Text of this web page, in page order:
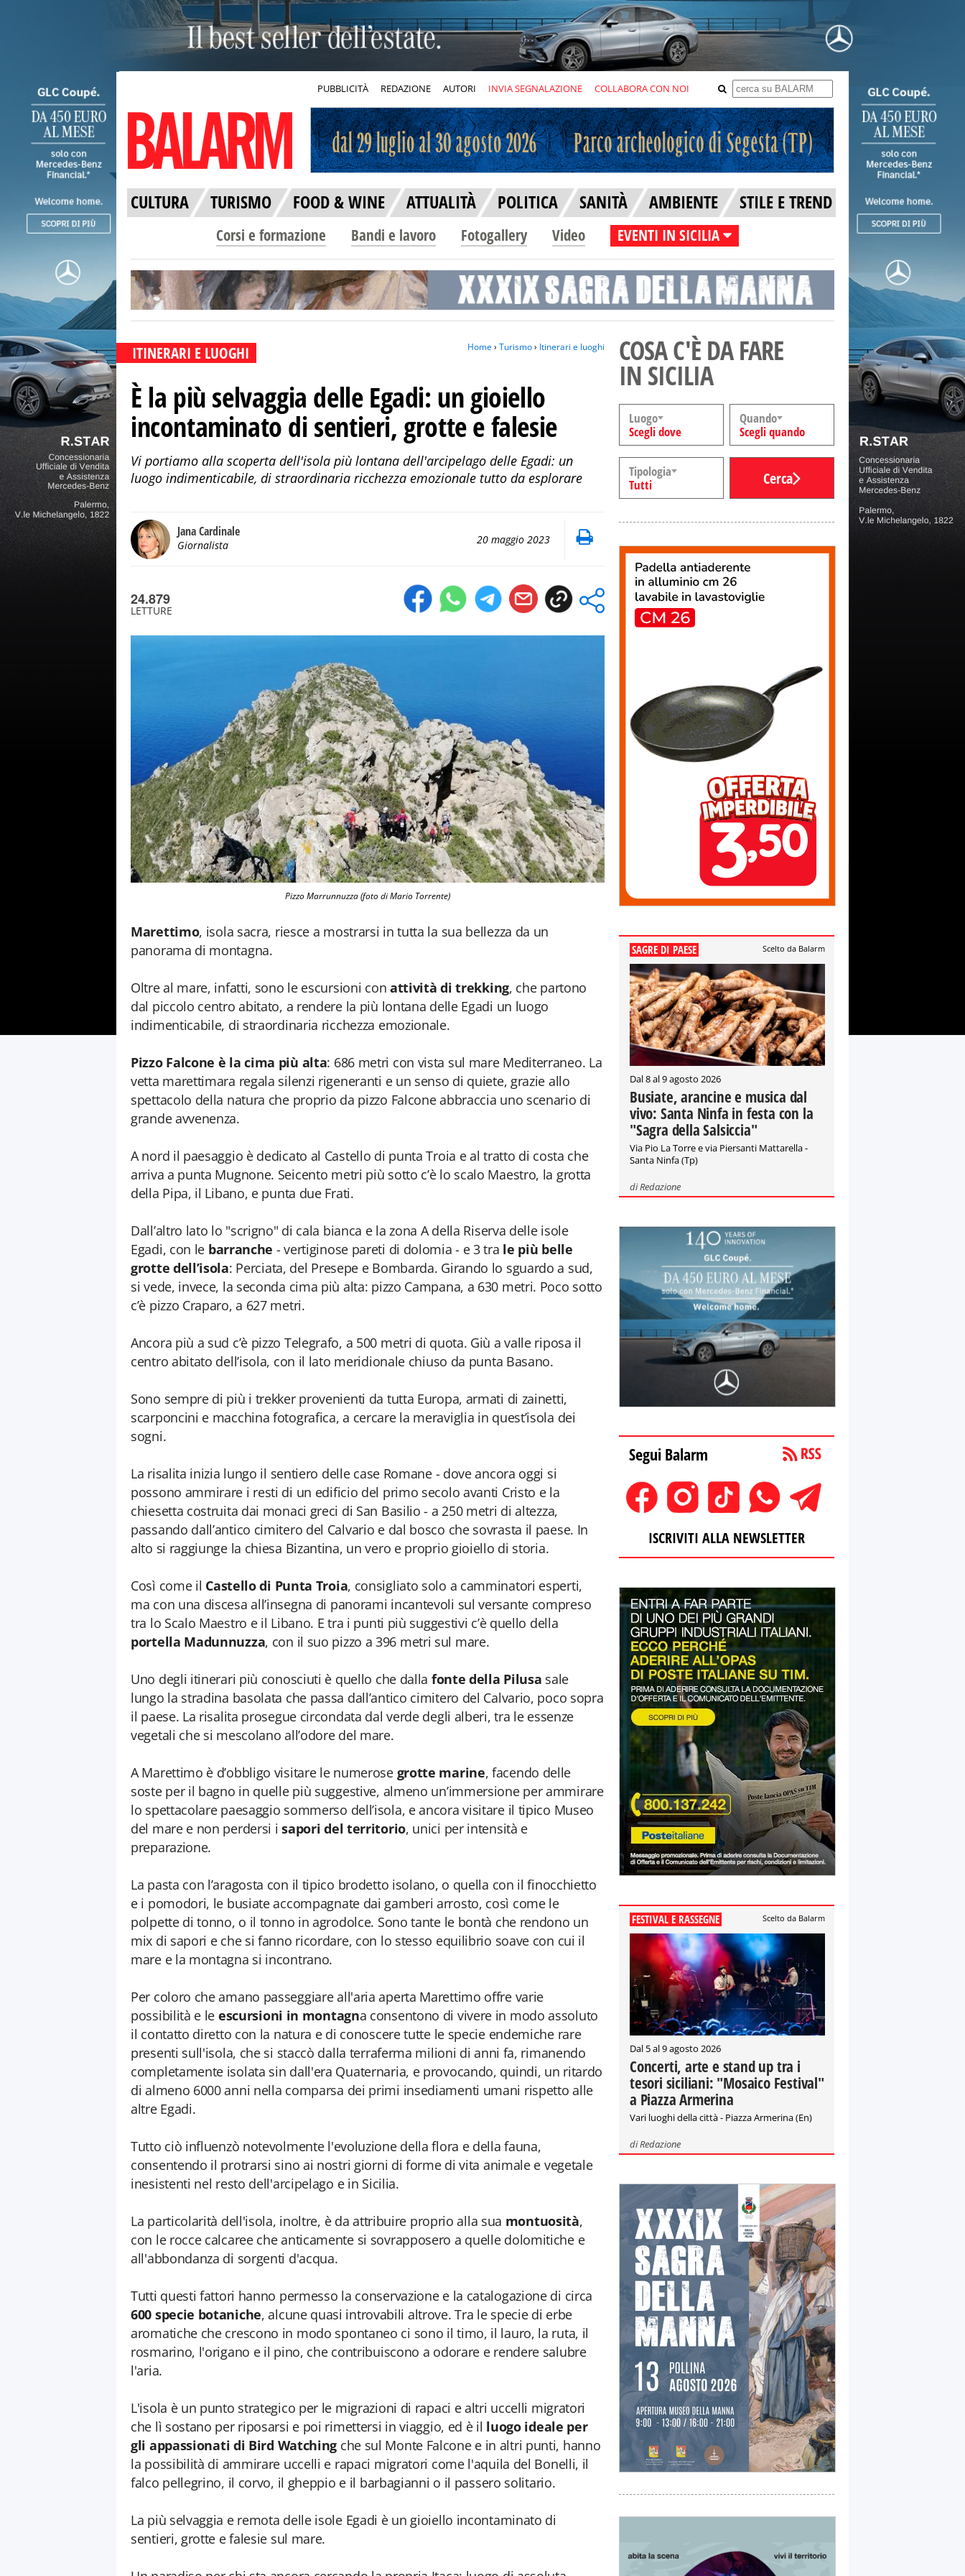
PUBBLICITÀ REDAZIONE AUTORI INVIA SEGNALAZIONE COLLABORA CON NOI
CULTURA TURISMO FOOD & WINE ATTUALITÀ POLITICA SANITÀ AMBIENTE STILE E TREND
Corsi e formazione Bandi e lavoro Fotogallery Video EVENTI IN SICILIA
ITINERARI E LUOGHI Home› Turismo› Itinerari e luoghi
È la più selvaggia delle Egadi: un gioiello
incontaminato di sentieri, grotte e falesie
Vi portiamo alla scoperta dell'isola più lontana dell'arcipelago delle Egadi: un
luogo indimenticabile, di straordinaria ricchezza emozionale tutto da esplorare
Jana Cardinale
Giornalista 20 maggio 2023
24.879
LETTURE
Pizzo Marrunnuzza (foto di Mario Torrente)
Marettimo, isola sacra, riesce a mostrarsi in tutta la sua bellezza da un
panorama di montagna.
Oltre al mare, infatti, sono le escursioni con attività di trekking, che partono
dal piccolo centro abitato, a rendere la più lontana delle Egadi un luogo
indimenticabile, di straordinaria ricchezza emozionale.
Pizzo Falcone è la cima più alta: 686 metri con vista sul mare Mediterraneo. La
vetta marettimara regala silenzi rigeneranti e un senso di quiete, grazie allo
spettacolo della natura che proprio da pizzo Falcone abbraccia uno scenario di
grande avvenenza.
A nord il paesaggio è dedicato al Castello di punta Troia e al tratto di costa che
arriva a punta Mugnone. Seicento metri più sotto c’è lo scalo Maestro, la grotta
della Pipa, il Libano, e punta due Frati.
Dall’altro lato lo "scrigno" di cala bianca e la zona A della Riserva delle isole
Egadi, con le barranche - vertiginose pareti di dolomia - e 3 tra le più belle
grotte dell’isola: Perciata, del Presepe e Bombarda. Girando lo sguardo a sud,
si vede, invece, la seconda cima più alta: pizzo Campana, a 630 metri. Poco sotto
c’è pizzo Craparo, a 627 metri.
Ancora più a sud c’è pizzo Telegrafo, a 500 metri di quota. Giù a valle riposa il
centro abitato dell’isola, con il lato meridionale chiuso da punta Basano.
Sono sempre di più i trekker provenienti da tutta Europa, armati di zainetti,
scarponcini e macchina fotografica, a cercare la meraviglia in quest’isola dei
sogni.
La risalita inizia lungo il sentiero delle case Romane - dove ancora oggi si
possono ammirare i resti di un edificio del primo secolo avanti Cristo e la
chiesetta costruita dai monaci greci di San Basilio - a 250 metri di altezza,
passando dall’antico cimitero del Calvario e dal bosco che sovrasta il paese. In
alto si raggiunge la chiesa Bizantina, un vero e proprio gioiello di storia.
Così come il Castello di Punta Troia, consigliato solo a camminatori esperti,
ma con una discesa all’insegna di panorami incantevoli sul versante compreso
tra lo Scalo Maestro e il Libano. E tra i punti più suggestivi c’è quello della
portella Madunnuzza, con il suo pizzo a 396 metri sul mare.
Uno degli itinerari più conosciuti è quello che dalla fonte della Pilusa sale
lungo la stradina basolata che passa dall’antico cimitero del Calvario, poco sopra
il paese. La risalita prosegue circondata dal verde degli alberi, tra le essenze
vegetali che si mescolano all’odore del mare.
A Marettimo è d’obbligo visitare le numerose grotte marine, facendo delle
soste per il bagno in quelle più suggestive, almeno un’immersione per ammirare
lo spettacolare paesaggio sommerso dell’isola, e ancora visitare il tipico Museo
del mare e non perdersi isapori del territorio, unici per intensità e
preparazione.
La pasta con l’aragosta con il tipico brodetto isolano, o quella con il finocchietto
e i pomodori, le busiate accompagnate dai gamberi arrosto, così come le
polpette di tonno, o il tonno in agrodolce. Sono tante le bontà che rendono un
mix di sapori e che si fanno ricordare, con lo stesso equilibrio soave con cui il
mare e la montagna si incontrano.
Per coloro che amano passeggiare all'aria aperta Marettimo offre varie
possibilità e le escursioni in montagna consentono di vivere in modo assoluto
il contatto diretto con la natura e di conoscere tutte le specie endemiche rare
presenti sull'isola, che si staccò dalla terraferma milioni di anni fa, rimanendo
completamente isolata sin dall'era Quaternaria, e provocando, quindi, un ritardo
di almeno 6000 anni nella comparsa dei primi insediamenti umani rispetto alle
altre Egadi.
Tutto ciò influenzò notevolmente l'evoluzione della flora e della fauna,
consentendo il protrarsi sino ai nostri giorni di forme di vita animale e vegetale
inesistenti nel resto dell'arcipelago e in Sicilia.
La particolarità dell'isola, inoltre, è da attribuire proprio alla sua montuosità,
con le rocce calcaree che anticamente si sovrapposero a quelle dolomitiche e
all'abbondanza di sorgenti d'acqua.
Tutti questi fattori hanno permesso la conservazione e la catalogazione di circa
600 specie botaniche, alcune quasi introvabili altrove. Tra le specie di erbe
aromatiche che crescono in modo spontaneo ci sono il timo, il lauro, la ruta, il
rosmarino, l'origano e il pino, che contribuiscono a odorare e rendere salubre
l'aria.
L'isola è un punto strategico per le migrazioni di rapaci e altri uccelli migratori
che lì sostano per riposarsi e poi rimettersi in viaggio, ed è il luogo ideale per
gli appassionati di Bird Watching che sul Monte Falcone e in altri punti, hanno
la possibilità di ammirare uccelli e rapaci migratori come l'aquila del Bonelli, il
falco pellegrino, il corvo, il gheppio e il barbagianni o il passero solitario.
La più selvaggia e remota delle isole Egadi è un gioiello incontaminato di
sentieri, grotte e falesie sul mare.
COSA C'È DA FARE
IN SICILIA
Luogo
Scegli dove
Quando
Scegli quando
Tipologia
Tutti
Cerca
SAGRE DI PAESE Scelto da Balarm
Dal 8 al 9 agosto 2026
Busiate, arancine e musica dal
vivo: Santa Ninfa in festa con la
"Sagra della Salsiccia"
Via Pio La Torre e via Piersanti Mattarella -
Santa Ninfa (Tp)
diRedazione
Segui Balarm
ISCRIVITI ALLA NEWSLETTER
FESTIVAL E RASSEGNE Scelto da Balarm
Dal 5 al 9 agosto 2026
Concerti, arte e stand up tra i
tesori siciliani: "Mosaico Festival"
a Piazza Armerina
Vari luoghi della città - Piazza Armerina (En)
diRedazione